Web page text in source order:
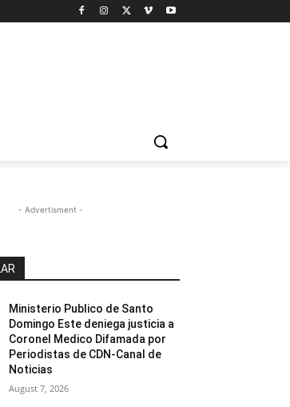
- Advertisment -
Ministerio Publico de Santo
Domingo Este deniega justicia a
Coronel Medico Difamada por
Periodistas de CDN-Canal de
Noticias
August 7, 2026